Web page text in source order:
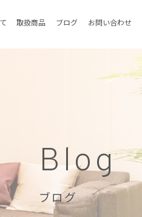
取扱商品 ブログ お問い合わせ
Blog
ブログ